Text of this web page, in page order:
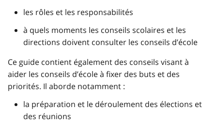
les rôles et les responsabilités
à quels moments les conseils scolaires et les
directions doivent consulter les conseils d’école
Ce guide contient également des conseils visant à
aider les conseils d’école à fixer des buts et des
priorités. Il aborde notamment :
la préparation et le déroulement des élections et
des réunions